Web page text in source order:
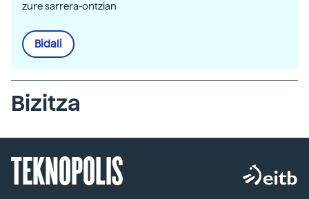
zure sarrera-ontzian
Bidali
Bizitza
TEKNOPOLIS